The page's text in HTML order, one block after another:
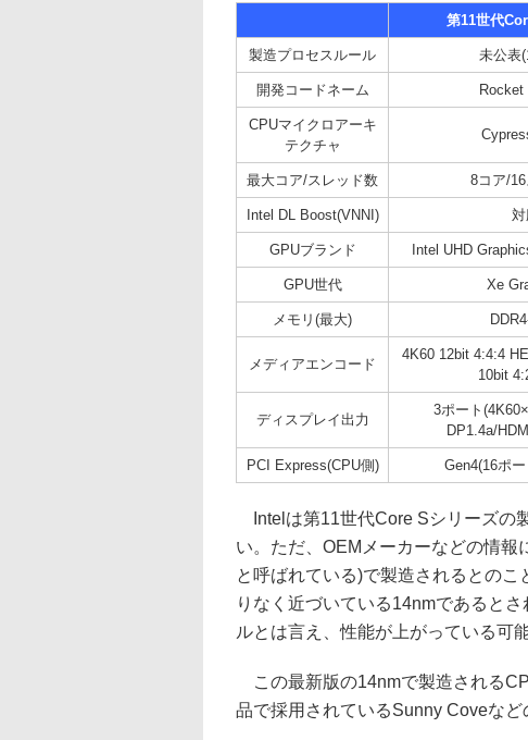
第11世代
製造プロセスルール 未公表
開発コードネーム Rocket
CPUマイクロアーキ
テクチャ
最大コア/スレッド数 8コア/
Intel DL Boost(VNNI)
GPUブランド Intel UHD
GPU世代 Xe
メモリ(最大)
メディアエンコード
4K60 12bit 4:4:4
10bit
ディスプレイ出力
3ポート
DP1.4a/
PCI Express(CPU側) Gen4(16ポ
Intelは第11世代Core Sシリーズの
い。ただ、OEMメーカーなどの情
と呼ばれている)で製造されるとの
りなく近づいている14nmであると
ルとは言え、性能が上がっている可
この最新版の14nmで製造される
品で採用されているSunny Coveなど